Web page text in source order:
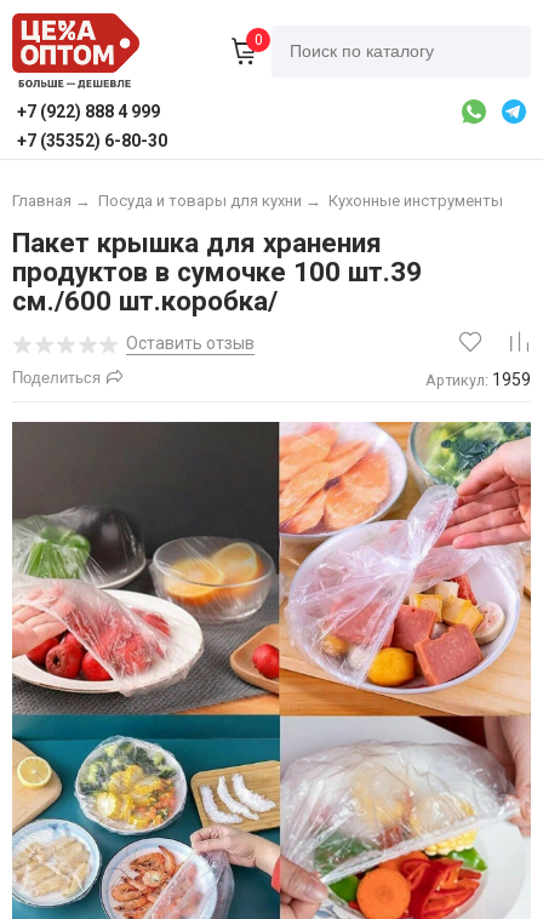
0
+7 (922) 888 4 999
+7 (35352) 6-80-30
Главная → Посуда и товары для кухни → Кухонные инструменты
Пакет крышка для хранения
продуктов в сумочке 100 шт.39
см./600 шт.коробка/
Оставить отзыв
Поделиться Артикул: 1959